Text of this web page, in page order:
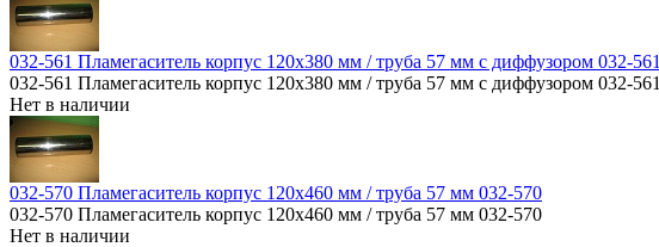
032-561 Пламегаситель корпус 120х380 мм / труба 57 мм с диффузором 032-561
032-561 Пламегаситель корпус 120х380 мм / труба 57 мм с диффузором 032-561
Нет в наличии
032-570 Пламегаситель корпус 120х460 мм / труба 57 мм 032-570
032-570 Пламегаситель корпус 120х460 мм / труба 57 мм 032-570
Нет в наличии